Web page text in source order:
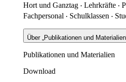
Hort und Ganztag ‧ Lehrkräfte ‧
Fachpersonal ‧ Schulklassen ‧
Über „Publikationen und
Publikationen und Materialien
Download